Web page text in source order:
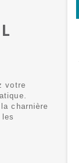
votre
charnière